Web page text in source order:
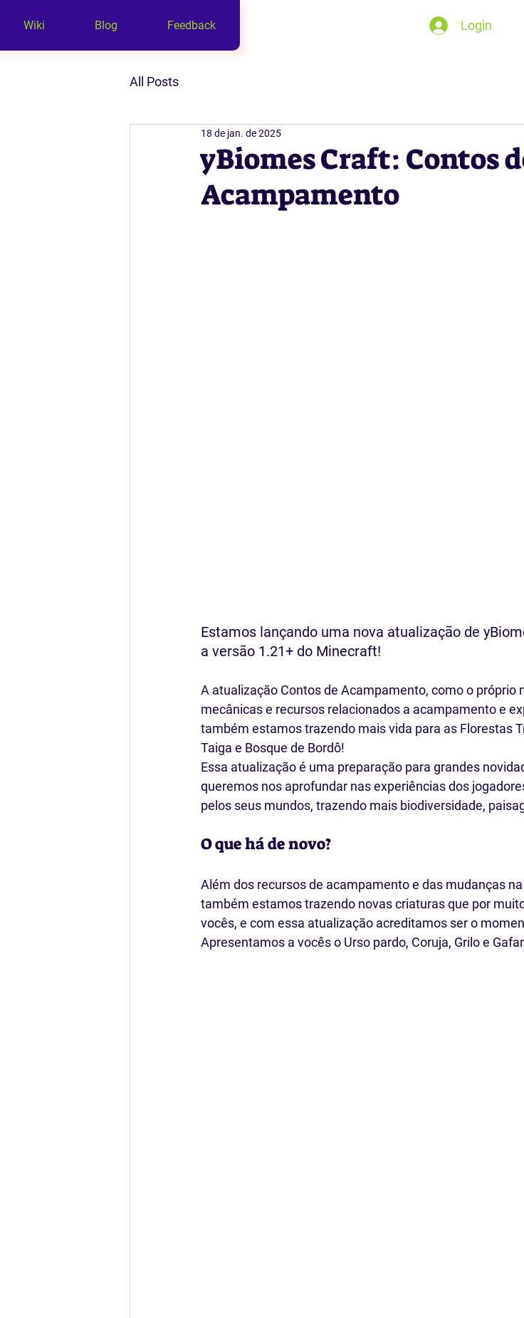
Wiki Blog Feedback Login
All Posts
yBiomes Craft: Contos
Acampamento
18 de jan. de 2025
Estamos lançando uma nova atualização de
a versão 1.21+ do Minecraft!
A atualização Contos de Acampamento, como o próprio
mecânicas e recursos relacionados a acampamento e
também estamos trazendo mais vida para as Florestas
Taiga e Bosque de Bordô!
Essa atualização é uma preparação para grandes
queremos nos aprofundar nas experiências dos
pelos seus mundos, trazendo mais biodiversidade,
O que há de novo?
Além dos recursos de acampamento e das mudanças
também estamos trazendo novas criaturas que por
vocês, e com essa atualização acreditamos ser o
Apresentamos a vocês o Urso pardo, Coruja, Grilo e